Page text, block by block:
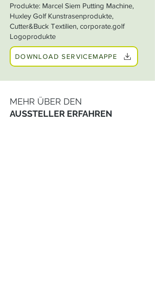
Produkte: Marcel Siem Putting Machine,
Huxley Golf Kunstrasenprodukte,
Cutter&Buck Textilien, corporate.golf
Logoprodukte
DOWNLOAD SERVICEMAPPE
MEHR ÜBER DEN
AUSSTELLER ERFAHREN